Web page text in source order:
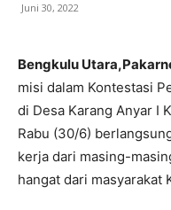
Juni 30, 2022
Bengkulu
misi dalam Kontestasi
di Desa Karang Anyar I
Rabu (30/6)
kerja dari masing-
hangat dari masyarakat